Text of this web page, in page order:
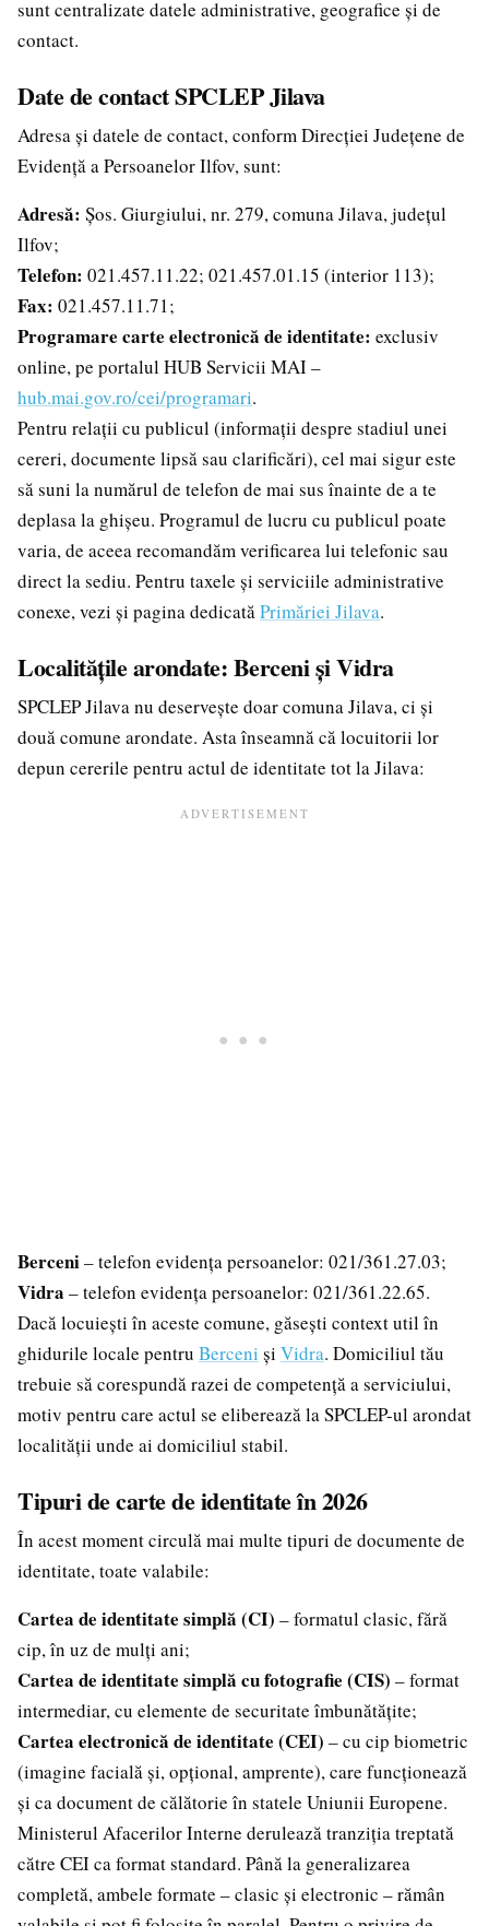
sunt centralizate datele administrative, geografice și de
contact.
Date de contact SPCLEP Jilava
Adresa și datele de contact, conform Direcției Județene de
Evidență a Persoanelor Ilfov, sunt:
Adresă: Șos. Giurgiului, nr. 279, comuna Jilava, județul
Ilfov;
Telefon: 021.457.11.22; 021.457.01.15 (interior 113);
Fax: 021.457.11.71;
Programare carte electronică de identitate: exclusiv
online, pe portalul HUB Servicii MAI –
hub.mai.gov.ro/cei/programari.
Pentru relații cu publicul (informații despre stadiul unei
cereri, documente lipsă sau clarificări), cel mai sigur este
să suni la numărul de telefon de mai sus înainte de a te
deplasa la ghișeu. Programul de lucru cu publicul poate
varia, de aceea recomandăm verificarea lui telefonic sau
direct la sediu. Pentru taxele și serviciile administrative
conexe, vezi și pagina dedicatăPrimăriei Jilava.
Localitățile arondate: Berceni și Vidra
SPCLEP Jilava nu deservește doar comuna Jilava, ci și
două comune arondate. Asta înseamnă că locuitorii lor
depun cererile pentru actul de identitate tot la Jilava:
Berceni– telefon evidența persoanelor: 021/361.27.03;
Vidra – telefon evidența persoanelor: 021/361.22.65.
Dacă locuiești în aceste comune, găsești context util în
ghidurile locale pentru Berceni și Vidra. Domiciliul tău
trebuie să corespundă razei de competență a serviciului,
motiv pentru care actul se eliberează la SPCLEP-ul arondat
localității unde ai domiciliul stabil.
Tipuri de carte de identitate în 2026
În acest moment circulă mai multe tipuri de documente de
identitate, toate valabile:
Cartea de identitate simplă (CI) – formatul clasic, fără
cip, în uz de mulți ani;
Cartea de identitate simplă cu fotografie (CIS) – format
intermediar, cu elemente de securitate îmbunătățite;
Cartea electronică de identitate (CEI) – cu cip biometric
(imagine facială și, opțional, amprente), care funcționează
și ca document de călătorie în statele Uniunii Europene.
Ministerul Afacerilor Interne derulează tranziția treptată
către CEI ca format standard. Până la generalizarea
completă, ambele formate – clasic și electronic – rămân